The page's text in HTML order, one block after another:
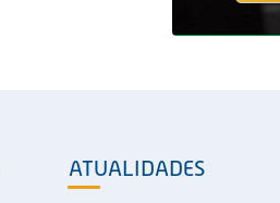
ATUALIDADES